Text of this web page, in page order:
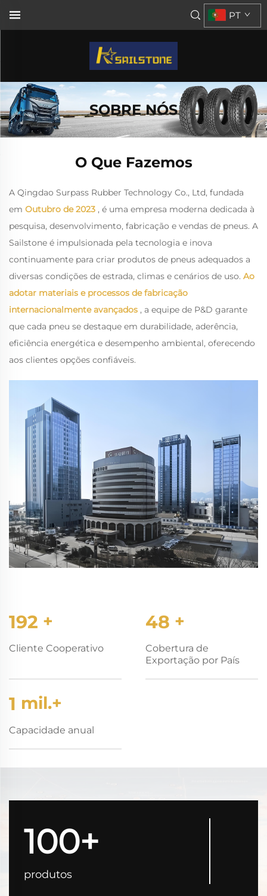
PT
SOBRE NÓS
O Que Fazemos
A Qingdao Surpass Rubber Technology Co., Ltd, fundada
em Outubro de 2023 , é uma empresa moderna dedicada à
pesquisa, desenvolvimento, fabricação e vendas de pneus. A
Sailstone é impulsionada pela tecnologia e inova
continuamente para criar produtos de pneus adequados a
diversas condições de estrada, climas e cenários de uso. Ao
adotar materiais e processos de fabricação
internacionalmente avançados , a equipe de P&D garante
que cada pneu se destaque em durabilidade, aderência,
eficiência energética e desempenho ambiental, oferecendo
aos clientes opções confiáveis.
200 +
Cliente Cooperativo
50 +
Cobertura de
Exportação por País
1 mil.+
Capacidade anual
100+
produtos